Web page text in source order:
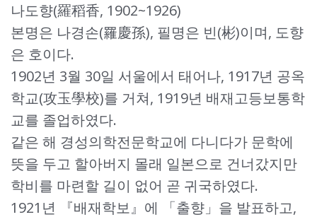
나도향(羅稻香, 1902~1926)
본명은 나경손(羅慶孫), 필명은 빈(彬)이며, 도향
은 호이다.
1902년 3월 30일 서울에서 태어나, 1917년 공옥
학교(攻玉學校)를 거쳐, 1919년 배재고등보통학
교를 졸업하였다.
같은 해 경성의학전문학교에 다니다가 문학에
뜻을 두고 할아버지 몰래 일본으로 건너갔지만
학비를 마련할 길이 없어 곧 귀국하였다.
1921년 『배재학보』에 「출향」을 발표하고,